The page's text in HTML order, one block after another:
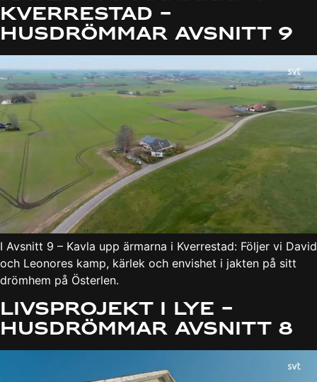
Kverrestad –
Husdrömmar Avsnitt 9
I Avsnitt 9 – Kavla upp ärmarna i Kverrestad: Följer vi David
och Leonores kamp, kärlek och envishet i jakten på sitt
drömhem på Österlen.
Livsprojekt i Lye –
Husdrömmar Avsnitt 8